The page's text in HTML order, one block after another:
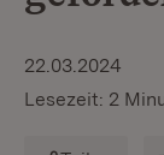
22.03.2024
Lesezeit: 2